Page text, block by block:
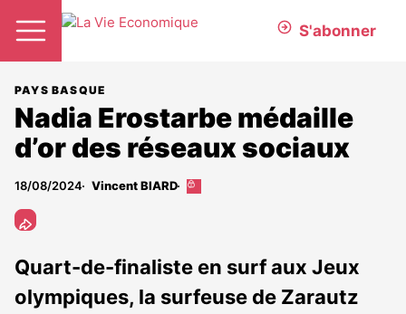
S'abonner
PAYS BASQUE
Nadia Erostarbe médaille
d’or des réseaux sociaux
18/08/2024 Vincent BIARD
Cet
abonnés
Quart-de-finaliste en surf aux Jeux
olympiques, la surfeuse de Zarautz